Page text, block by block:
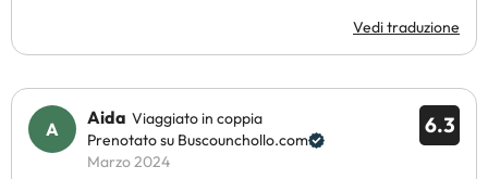
Vedi traduzione
6.3
Aida Viaggiato in coppia
Prenotato su Buscounchollo.com
Marzo 2024